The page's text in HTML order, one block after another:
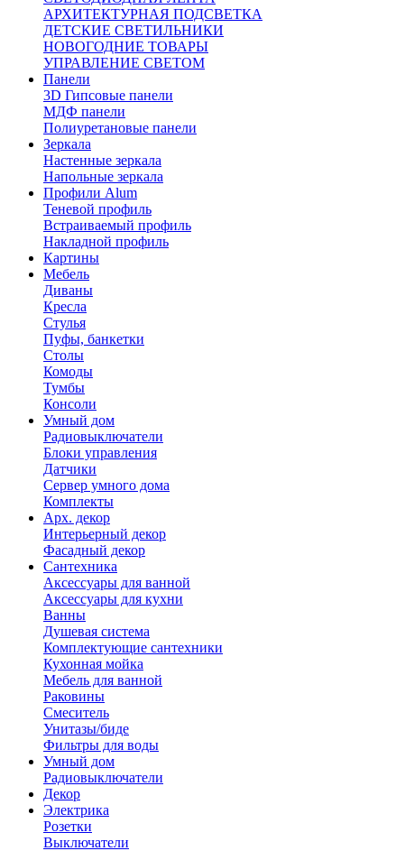
АРХИТЕКТУРНАЯ ПОДСВЕТКА
ДЕТСКИЕ СВЕТИЛЬНИКИ
НОВОГОДНИЕ ТОВАРЫ
УПРАВЛЕНИЕ СВЕТОМ
Панели
3D Гипсовые панели
МДФ панели
Полиуретановые панели
Зеркала
Настенные зеркала
Напольные зеркала
Профили Alum
Теневой профиль
Встраиваемый профиль
Накладной профиль
Картины
Мебель
Диваны
Кресла
Стулья
Пуфы, банкетки
Столы
Комоды
Тумбы
Консоли
Умный дом
Радиовыключатели
Блоки управления
Датчики
Сервер умного дома
Комплекты
Арх. декор
Интерьерный декор
Фасадный декор
Сантехника
Аксессуары для ванной
Аксессуары для кухни
Ванны
Душевая система
Комплектующие сантехники
Кухонная мойка
Мебель для ванной
Раковины
Смеситель
Унитазы/биде
Фильтры для воды
Умный дом
Радиовыключатели
Декор
Электрика
Розетки
Выключатели